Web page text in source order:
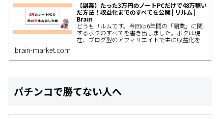
【副業】たった3万円のノートPCだけで48万稼い
だ方法！収益化までのすべてを公開 | リルム |
Brain
どうもリルムです。今回は6年間の「副業」に関
するボクのすべてを書き出しました。ボクは現
在、ブログ型のアフィリエイトで主に収益化をし
brain-market.com
パチンコで勝てない人へ